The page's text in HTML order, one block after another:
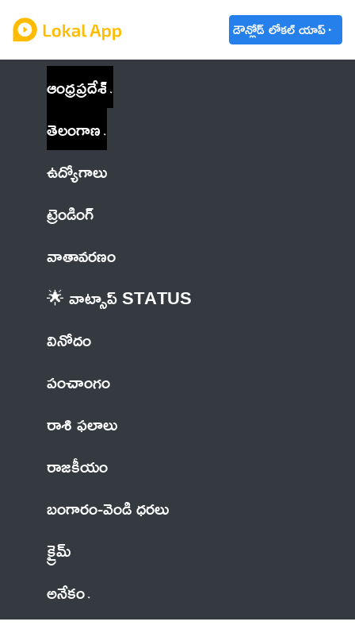
డౌన్లోడ్ లోకల్ యాప్
ఆంధ్రప్రదేశ్
తెలంగాణ
ఉద్యోగాలు
ట్రెండింగ్
వాతావరణం
🌟 వాట్సాప్ STATUS
వినోదం
పంచాంగం
రాశి ఫలాలు
రాజకీయం
బంగారం-వెండి ధరలు
క్రైమ్
అనేకం